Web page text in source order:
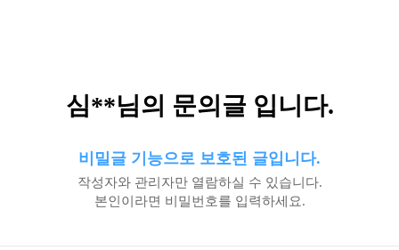
심**님의 문의글 입니다.
비밀글 기능으로 보호된 글입니다.
작성자와 관리자만 열람하실 수 있습니다.
본인이라면 비밀번호를 입력하세요.